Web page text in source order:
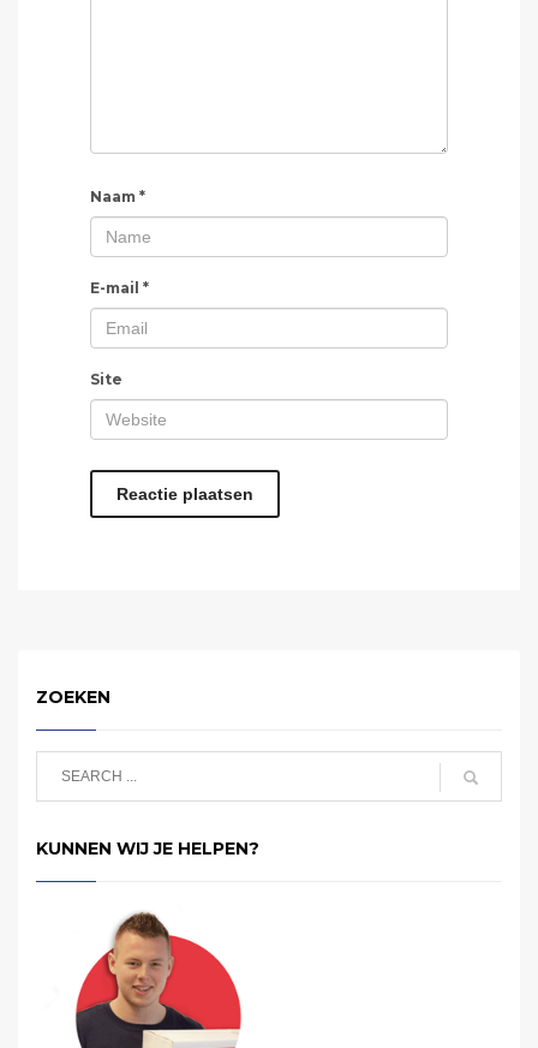
Naam *
E-mail *
Site
ZOEKEN
KUNNEN WIJ JE HELPEN?